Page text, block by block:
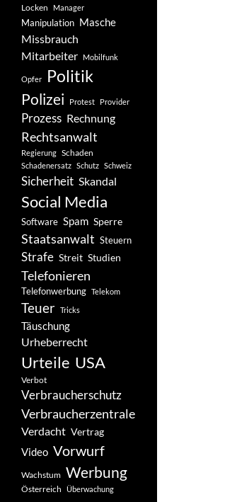
Locken Manager
Manipulation Masche
Missbrauch
Mitarbeiter
Mobilfunk
Opfer Politik
Polizei Protest Provider
Prozess Rechnung
Rechtsanwalt
Regierung Schaden
Schadenersatz Schutz Schweiz
Sicherheit Skandal
Social Media
Software Spam Sperre
Staatsanwalt Steuern
Strafe Streit Studien
Telefonieren
Telefonwerbung Telekom
Teuer Tricks
Täuschung
Urheberrecht
Urteile USA
Verbot
Verbraucherschutz
Verbraucherzentrale
Verdacht Vertrag
Video Vorwurf
Wachstum Werbung
Österreich Überwachung